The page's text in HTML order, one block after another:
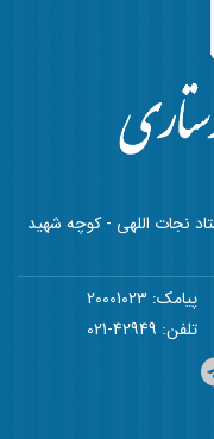
نجات اللهی - کوچه شهید
پیامک: 20001023
تلفن: 42949-021